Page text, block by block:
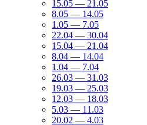
15.05 — 21.05
8.05 — 14.05
1.05 — 7.05
22.04 — 30.04
15.04 — 21.04
8.04 — 14.04
1.04 — 7.04
26.03 — 31.03
19.03 — 25.03
12.03 — 18.03
5.03 — 11.03
20.02 — 4.03